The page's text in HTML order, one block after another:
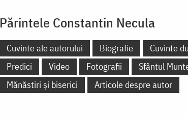
Părintele Constantin Necula
Cuvinte ale autorului Biografie
Cuvinte
Predici
Video Fotografii
Sfântul
Mănăstiri și biserici
Articole despre autor